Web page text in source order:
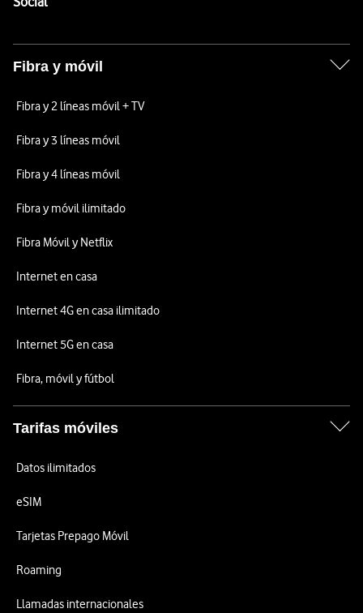
Fibra y móvil
Fibra y 2 líneas móvil + TV
Fibra y 3 líneas móvil
Fibra y 4 líneas móvil
Fibra y móvil ilimitado
Fibra Móvil y Netflix
Internet en casa
Internet 4G en casa ilimitado
Internet 5G en casa
Fibra, móvil y fútbol
Tarifas móviles
Datos ilimitados
eSIM
Tarjetas Prepago Móvil
Roaming
Llamadas internacionales